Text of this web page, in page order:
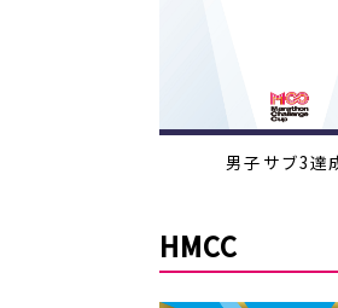
男子サブ3達
HMCC